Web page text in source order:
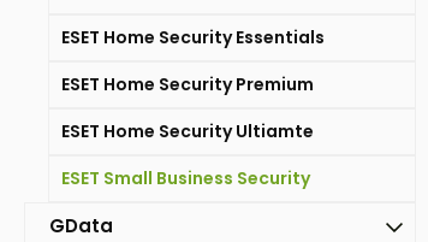
ESET Home Security Essentials
ESET Home Security Premium
ESET Home Security Ultiamte
ESET Small Business Security
GData